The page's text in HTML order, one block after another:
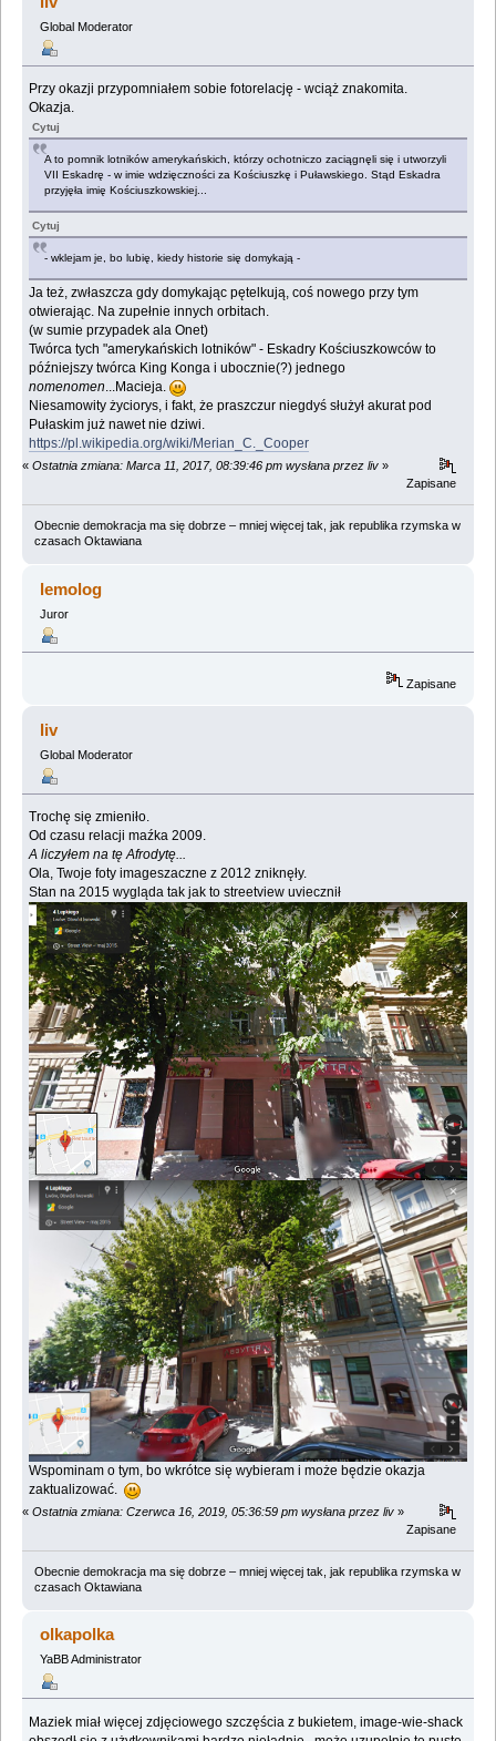
Global Moderator
Przy okazji przypomniałem sobie fotorelację - wciąż znakomita.
Okazja.
Cytuj
A to pomnik lotników amerykańskich, którzy ochotniczo zaciągnęli się i utworzyli
VII Eskadrę - w imie wdzięczności za Kościuszkę i Puławskiego. Stąd Eskadra
przyjęła imię Kościuszkowskiej...
Cytuj
- wklejam je, bo lubię, kiedy historie się domykają -
Ja też, zwłaszcza gdy domykając pętelkują, coś nowego przy tym
otwierając. Na zupełnie innych orbitach.
(w sumie przypadek ala Onet)
Twórca tych "amerykańskich lotników" - Eskadry Kościuszkowców to
późniejszy twórca King Konga i ubocznie(?) jednego
nomenomen...Macieja.
Niesamowity życiorys, i fakt, że praszczur niegdyś służył akurat pod
Pułaskim już nawet nie dziwi.
https://pl.wikipedia.org/wiki/Merian_C._Cooper
« Ostatnia zmiana: Marca 11, 2017, 08:39:46 pm wysłana przez liv »
Zapisane
Obecnie demokracja ma się dobrze – mniej więcej tak, jak republika rzymska w
czasach Oktawiana
lemolog
Juror
Zapisane
liv
Global Moderator
Trochę się zmieniło.
Od czasu relacji maźka 2009.
A liczyłem na tę Afrodytę...
Ola, Twoje foty imageszaczne z 2012 zniknęły.
Stan na 2015 wygląda tak jak to streetview uviecznił
Wspominam o tym, bo wkrótce się wybieram i może będzie okazja
zaktualizować.
« Ostatnia zmiana: Czerwca 16, 2019, 05:36:59 pm wysłana przez liv »
Zapisane
Obecnie demokracja ma się dobrze – mniej więcej tak, jak republika rzymska w
czasach Oktawiana
olkapolka
YaBB Administrator
Maziek miał więcej zdjęciowego szczęścia z bukietem, image-wie-shack